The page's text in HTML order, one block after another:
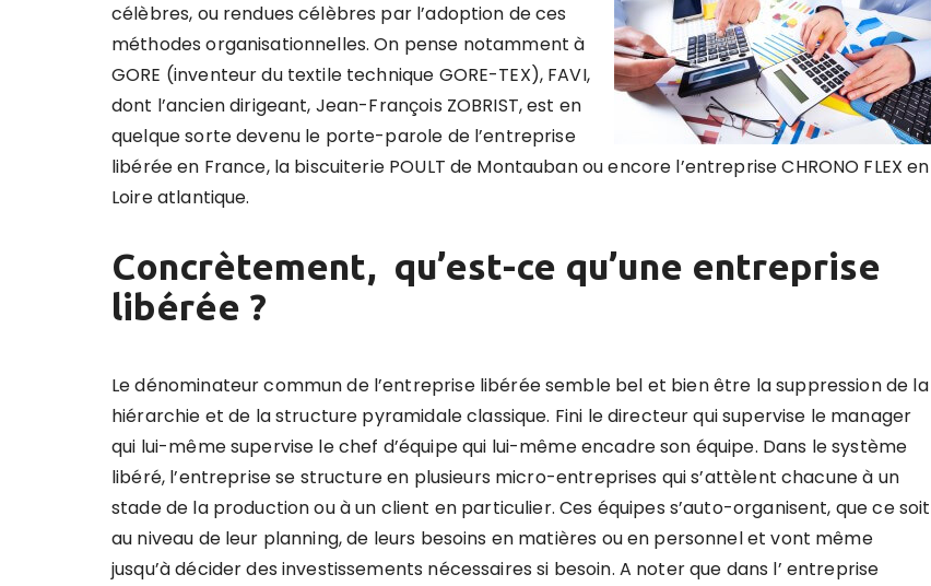
célèbres, ou rendues célèbres par l’adoption de ces
méthodes organisationnelles. On pense notamment à
GORE (inventeur du textile technique GORE-TEX), FAVI,
dont l’ancien dirigeant, Jean-François ZOBRIST, est en
quelque sorte devenu le porte-parole de l’entreprise
libérée en France, la biscuiterie POULT de Montauban ou encore l’entreprise CHRONO FLEX en
Loire atlantique.
Concrètement, qu’est-ce qu’une entreprise
libérée ?
Le dénominateur commun de l’entreprise libérée semble bel et bien être la suppression de la
hiérarchie et de la structure pyramidale classique. Fini le directeur qui supervise le manager
qui lui-même supervise le chef d’équipe qui lui-même encadre son équipe. Dans le système
libéré, l’entreprise se structure en plusieurs micro-entreprises qui s’attèlent chacune à un
stade de la production ou à un client en particulier. Ces équipes s’auto-organisent, que ce soit
au niveau de leur planning, de leurs besoins en matières ou en personnel et vont même
jusqu’à décider des investissements nécessaires si besoin. A noter que dans l’ entreprise